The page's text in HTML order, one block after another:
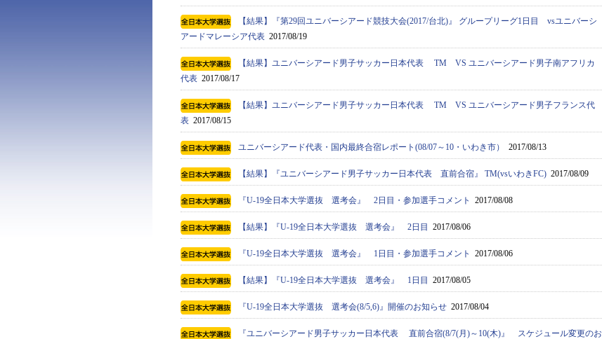
【結果】『第29回ユニバーシアード競技大会(2017/台北)』 グループリーグ1日目 vsユニバーシ
アードマレーシア代表 2017/08/19
【結果】ユニバーシアード男子サッカー日本代表 TM VS ユニバーシアード男子南アフリカ
代表 2017/08/17
【結果】ユニバーシアード男子サッカー日本代表 TM VS ユニバーシアード男子フランス代
表 2017/08/15
ユニバーシアード代表・国内最終合宿レポート(08/07～10・いわき市） 2017/08/13
【結果】『ユニバーシアード男子サッカー日本代表 直前合宿』 TM(vsいわきFC) 2017/08/09
『U-19全日本大学選抜 選考会』 2日目・参加選手コメント 2017/08/08
【結果】『U-19全日本大学選抜 選考会』 2日目 2017/08/06
『U-19全日本大学選抜 選考会』 1日目・参加選手コメント 2017/08/06
【結果】『U-19全日本大学選抜 選考会』 1日目 2017/08/05
『U-19全日本大学選抜 選考会(8/5,6)』開催のお知らせ 2017/08/04
『ユニバーシアード男子サッカー日本代表 直前合宿(8/7(月)～10(木)』 スケジュール変更のお